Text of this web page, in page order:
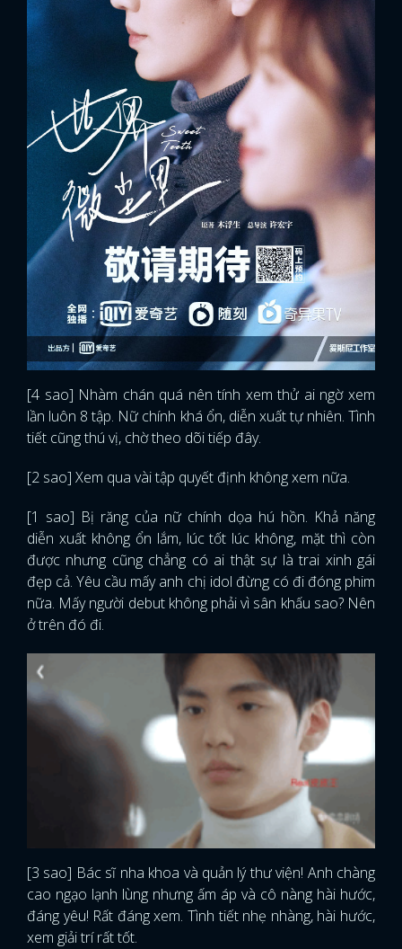
[4 sao] Nhàm chán quá nên tính xem thử ai ngờ xem
lần luôn 8 tập. Nữ chính khá ổn, diễn xuất tự nhiên. Tình
tiết cũng thú vị, chờ theo dõi tiếp đây.
[2 sao] Xem qua vài tập quyết định không xem nữa.
[1 sao] Bị răng của nữ chính dọa hú hồn. Khả năng
diễn xuất không ổn lắm, lúc tốt lúc không, mặt thì còn
được nhưng cũng chẳng có ai thật sự là trai xinh gái
đẹp cả. Yêu cầu mấy anh chị idol đừng có đi đóng phim
nữa. Mấy người debut không phải vì sân khấu sao? Nên
ở trên đó đi.
[3 sao] Bác sĩ nha khoa và quản lý thư viện! Anh chàng
cao ngạo lạnh lùng nhưng ấm áp và cô nàng hài hước,
đáng yêu! Rất đáng xem. Tình tiết nhẹ nhàng, hài hước,
xem giải trí rất tốt.